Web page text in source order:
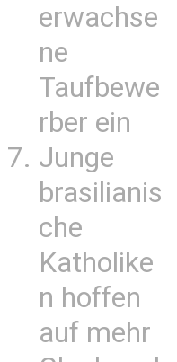
erwachse
ne
Taufbewe
rber ein
Junge
brasilianis
che
Katholike
n hoffen
auf mehr